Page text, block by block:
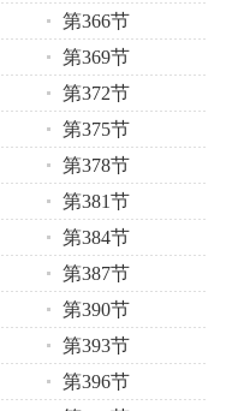
第366节
第369节
第372节
第375节
第378节
第381节
第384节
第387节
第390节
第393节
第396节